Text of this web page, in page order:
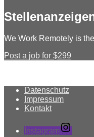
We Work Remotely is
Post a job for $299
Datenschutz
Impressum
Kontakt
Instagram